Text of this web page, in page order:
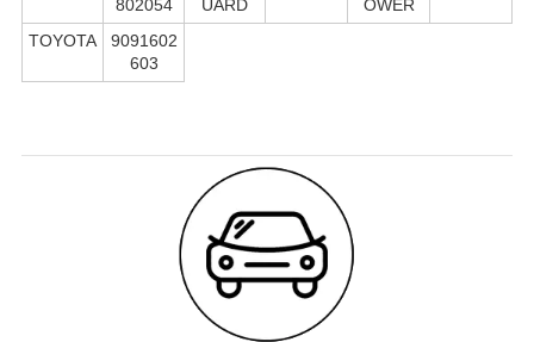
802054
UARD
OWER
TOYOTA
9091602
603